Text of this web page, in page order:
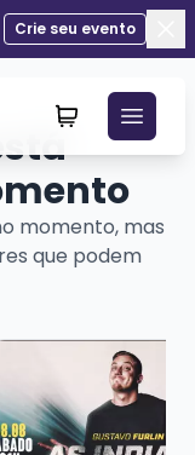
Crie seu evento
momento, mas
que podem
SOLO
mais sobre